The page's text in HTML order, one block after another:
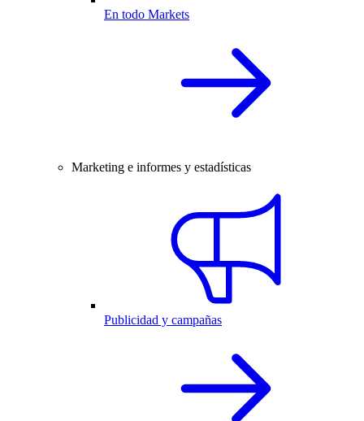
En todo Markets
Marketing e informes y estadísticas
Publicidad y campañas